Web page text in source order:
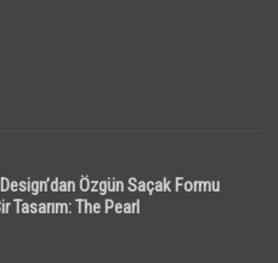
Özgün Saçak Formu
Tasarım: The Pearl